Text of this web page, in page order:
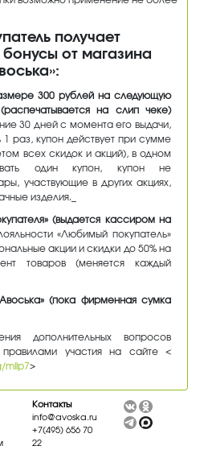
получает
от магазина
300 рублей на следующую
на слип чеке)
30 дней с момента его выдачи,
раз, купон действует при сумме
всех скидок и акций), в одном
один купон, купон не
участвующие в других акциях,
изделия._
(выдается кассиром на
«Любимый покупатель»
акции и скидки до 50% на
товаров (меняется каждый
(пока фирменная сумка
дополнительных вопросов
участия на сайте <
milp7>
Контакты
info@avoska.ru
+7(495) 656 70
22